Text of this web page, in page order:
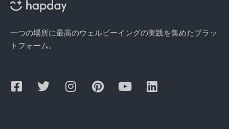
一つの場所に最高のウェルビーイングの実践を集めたプラッ
トフォーム。